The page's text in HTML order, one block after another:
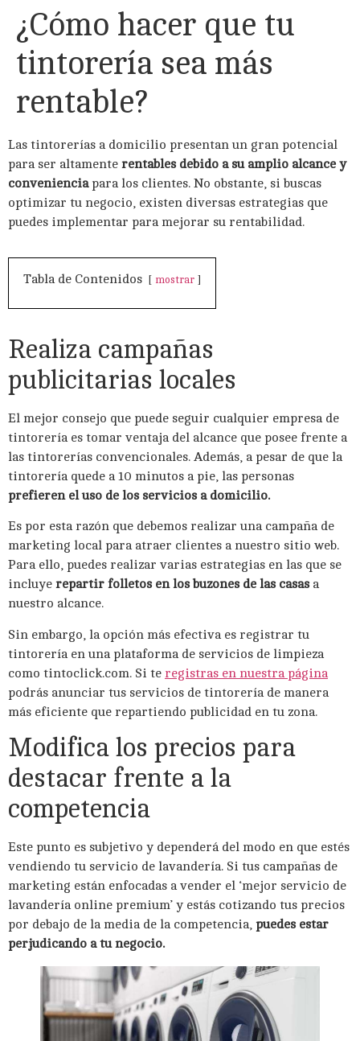
¿Cómo hacer que tu
tintorería sea más
rentable?
Las tintorerías a domicilio presentan un gran potencial
para ser altamente rentables debido a su amplio alcance y
convenienciapara los clientes. No obstante, si buscas
optimizar tu negocio, existen diversas estrategias que
puedes implementar para mejorar su rentabilidad.
Tabla de Contenidos mostrar
Realiza campañas
publicitarias locales
El mejor consejo que puede seguir cualquier empresa de
tintorería es tomar ventaja del alcance que posee frente a
las tintorerías convencionales. Además, a pesar de que la
tintorería quede a 10 minutos a pie, las personas
prefieren el uso de los servicios a domicilio.
Es por esta razón que debemos realizar una campaña de
marketing local para atraer clientes a nuestro sitio web.
Para ello, puedes realizar varias estrategias en las que se
incluye repartir folletos en los buzones de las casasa
nuestro alcance.
Sin embargo, la opción más efectiva es registrar tu
tintorería en una plataforma de servicios de limpieza
como tintoclick.com. Si te registras en nuestra página
podrás anunciar tus servicios de tintorería de manera
más eficiente que repartiendo publicidad en tu zona.
Modifica los precios para
destacar frente a la
competencia
Este punto es subjetivo y dependerá del modo en que estés
vendiendo tu servicio de lavandería. Si tus campañas de
marketing están enfocadas a vender el ‘mejor servicio de
lavandería online premium’ y estás cotizando tus precios
por debajo de la media de la competencia, puedes estar
perjudicando a tu negocio.